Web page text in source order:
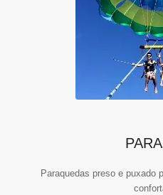
Paraquedas preso e puxado